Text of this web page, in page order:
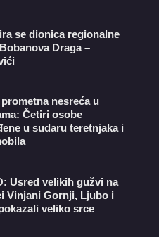
se dionica regionalne
Draga –
prometna nesreća u
Četiri osobe
u sudaru teretnjaka i
Usred velikih gužvi na
Vinjani Gornji, Ljubo i
veliko srce